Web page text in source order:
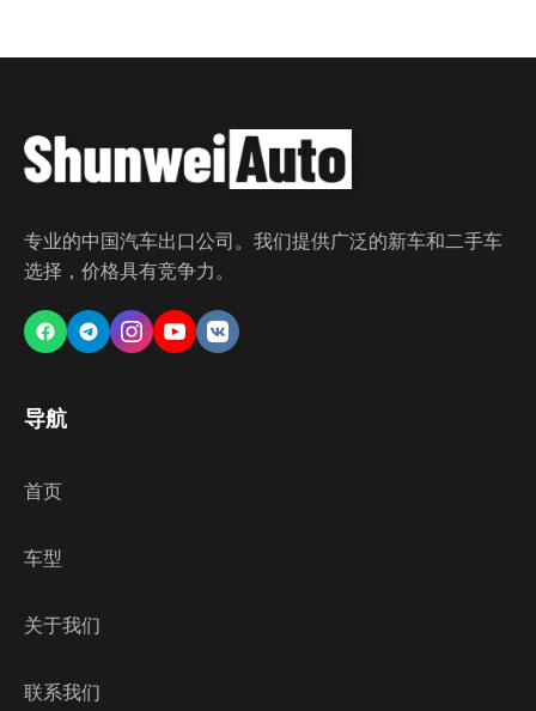
专业的中国汽车出口公司。我们提供广泛的新车和二手车
选择，价格具有竞争力。
导航
首页
车型
关于我们
联系我们